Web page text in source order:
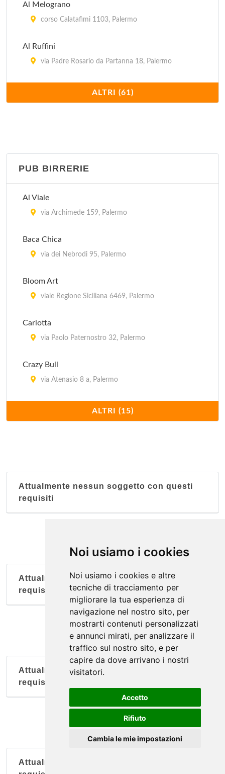
Noi usiamo i cookies
Noi usiamo i cookies e altre
tecniche di tracciamento per
migliorare la tua esperienza di
navigazione nel nostro sito, per
mostrarti contenuti personalizzati
e annunci mirati, per analizzare il
traffico sul nostro sito, e per
capire da dove arrivano i nostri
visitatori.
Accetto
Rifiuto
Cambia le mie impostazioni
Al Melograno
corso Calatafimi 1103, Palermo
Al Ruffini
via Padre Rosario da Partanna 18, Palermo
via Archimede 159, Palermo
Antica Borgata
Astoria
Baca Chica
Baia del Corallo
ALTRI (61)
PUB BIRRERIE
Al Viale
via Archimede 159, Palermo
Baca Chica
via dei Nebrodi 95, Palermo
Bloom Art
viale Regione Siciliana 6469, Palermo
Carlotta
via Paolo Paternostro 32, Palermo
Crazy Bull
via Atenasio 8 a, Palermo
via Rua Formaggi 15, Palermo
Kuletto's
foro Umberto I 21, Palermo
La Cueva
via delle Balate 13/15, Palermo
La Tavernetta di Johnny
ALTRI (15)
Attualmente nessun soggetto con questi
requisiti
Attualmente nessun soggetto con questi
requisiti
Attualmente nessun soggetto con questi
requisiti
Attualmente nessun soggetto con questi